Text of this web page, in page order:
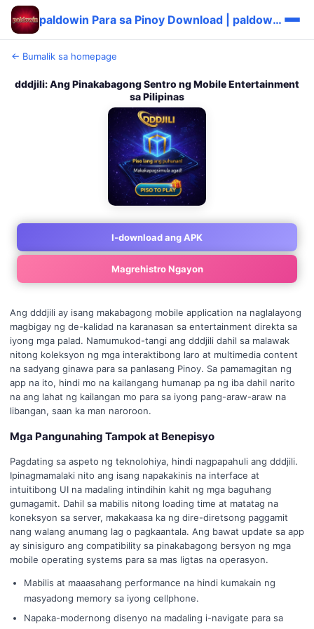
paldowin Para sa Pinoy Download | paldowin Authentic Cashback Today ⭐
← Bumalik sa homepage
dddjili: Ang Pinakabagong Sentro ng Mobile Entertainment
sa Pilipinas
I-download ang APK
Magrehistro Ngayon
Ang dddjili ay isang makabagong mobile application na naglalayong
magbigay ng de-kalidad na karanasan sa entertainment direkta sa
iyong mga palad. Namumukod-tangi ang dddjili dahil sa malawak
nitong koleksyon ng mga interaktibong laro at multimedia content
na sadyang ginawa para sa panlasang Pinoy. Sa pamamagitan ng
app na ito, hindi mo na kailangang humanap pa ng iba dahil narito
na ang lahat ng kailangan mo para sa iyong pang-araw-araw na
libangan, saan ka man naroroon.
Mga Pangunahing Tampok at Benepisyo
Pagdating sa aspeto ng teknolohiya, hindi nagpapahuli ang dddjili.
Ipinagmamalaki nito ang isang napakakinis na interface at
intuitibong UI na madaling intindihin kahit ng mga baguhang
gumagamit. Dahil sa mabilis nitong loading time at matatag na
koneksyon sa server, makakaasa ka ng dire-diretsong paggamit
nang walang anumang lag o pagkaantala. Ang bawat update sa app
ay sinisiguro ang compatibility sa pinakabagong bersyon ng mga
mobile operating systems para sa mas ligtas na operasyon.
Mabilis at maaasahang performance na hindi kumakain ng
masyadong memory sa iyong cellphone.
Napaka-modernong disenyo na madaling i-navigate para sa